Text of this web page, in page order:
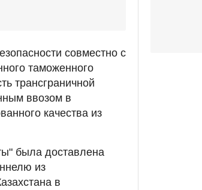
совместно с
таможенного
трансграничной
ввозом в
качества из
была доставлена
из
в